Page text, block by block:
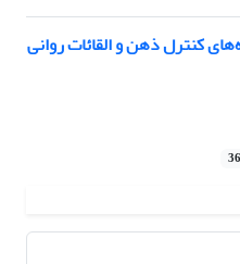
کنترل ذهن و القائات روانی